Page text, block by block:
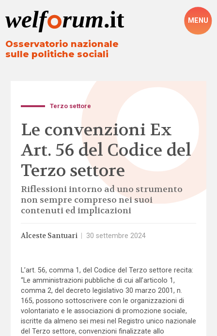
Osservatorio nazionale
sulle politiche sociali
MENU
Terzo settore
Le convenzioni Ex
Art. 56 del Codice del
Terzo settore
Riflessioni intorno ad uno strumento
non sempre compreso nei suoi
contenuti ed implicazioni
Alceste Santuari 30 settembre 2024
L’art. 56, comma 1, del Codice del Terzo settore recita:
“Le amministrazioni pubbliche di cui all’articolo 1,
comma 2, del decreto legislativo 30 marzo 2001, n.
165, possono sottoscrivere con le organizzazioni di
volontariato e le associazioni di promozione sociale,
iscritte da almeno sei mesi nel Registro unico nazionale
del Terzo settore, convenzioni finalizzate allo